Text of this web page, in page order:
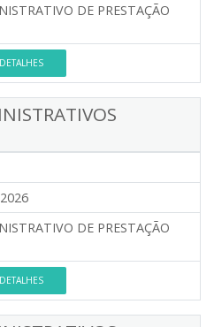
DE PRESTAÇÃO
DETALHES
DE PRESTAÇÃO
DETALHES